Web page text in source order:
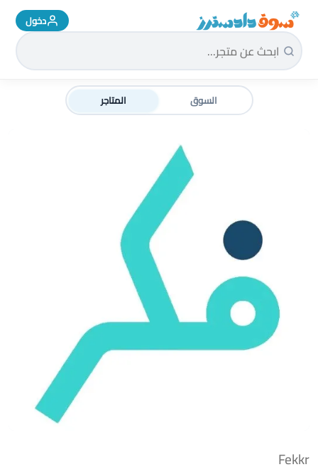
سوق دادسترز الرئيسية دخول
السوق المتاجر
Fekkr